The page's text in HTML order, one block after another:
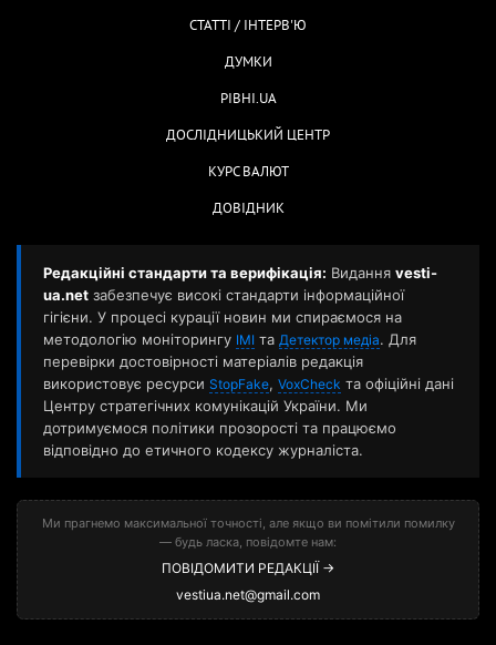
СТАТТІ / ІНТЕРВ'Ю
ДУМКИ
РІВНІ.UA
ДОСЛІДНИЦЬКИЙ ЦЕНТР
КУРС ВАЛЮТ
ДОВІДНИК
Редакційні стандарти та верифікація: Видання vesti-
ua.net забезпечує високі стандарти інформаційної
гігієни. У процесі курації новин ми спираємося на
методологію моніторингу ІМІ та Детектор медіа. Для
перевірки достовірності матеріалів редакція
використовує ресурси StopFake, VoxCheck та офіційні дані
Центру стратегічних комунікацій України. Ми
дотримуємося політики прозорості та працюємо
відповідно до етичного кодексу журналіста.
Ми прагнемо максимальної точності, але якщо ви помітили помилку
— будь ласка, повідомте нам:
ПОВІДОМИТИ РЕДАКЦІЇ →
vestiua.net@gmail.com